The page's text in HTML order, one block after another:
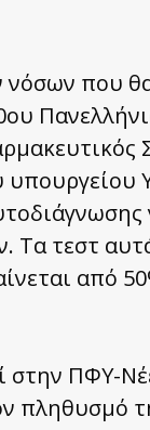
νόσων που
Τα τεστ
από
στην ΠΦΥ-
πληθυσμό